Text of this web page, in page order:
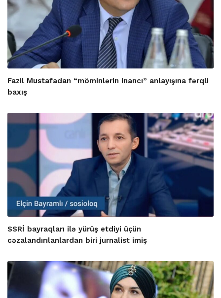
Fazil Mustafadan “möminlərin inancı” anlayışına fərqli
baxış
SSRİ bayraqları ilə yürüş etdiyi üçün
cəzalandırılanlardan biri jurnalist imiş